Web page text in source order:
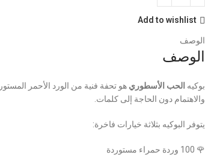
Add to wishlist
الوصف
الوصف
بوكيه الحب الأسطوري هو تحفة فنية من الورد الأحمر
والاهتمام دون الحاجة إلى كلمات.
يتوفر البوكيه بثلاثة خيارات فاخرة:
🌹 100 وردة حمراء مستوردة